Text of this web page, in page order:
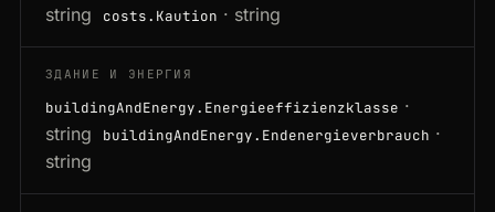
string
costs.Kaution · string
ЗДАНИЕ И ЭНЕРГИЯ
buildingAndEnergy.Energieeffizienzklasse ·
string
buildingAndEnergy.Endenergieverbrauch ·
string